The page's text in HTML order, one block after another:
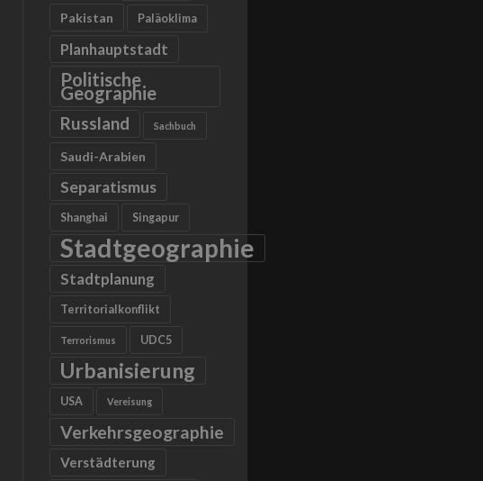
Pakistan Paläoklima
Planhauptstadt
Politische
Geographie
Russland Sachbuch
Saudi-Arabien
Separatismus
Shanghai Singapur
Stadtgeographie
Stadtplanung
Territorialkonflikt
Terrorismus UDC5
Urbanisierung
USA Vereisung
Verkehrsgeographie
Verstädterung